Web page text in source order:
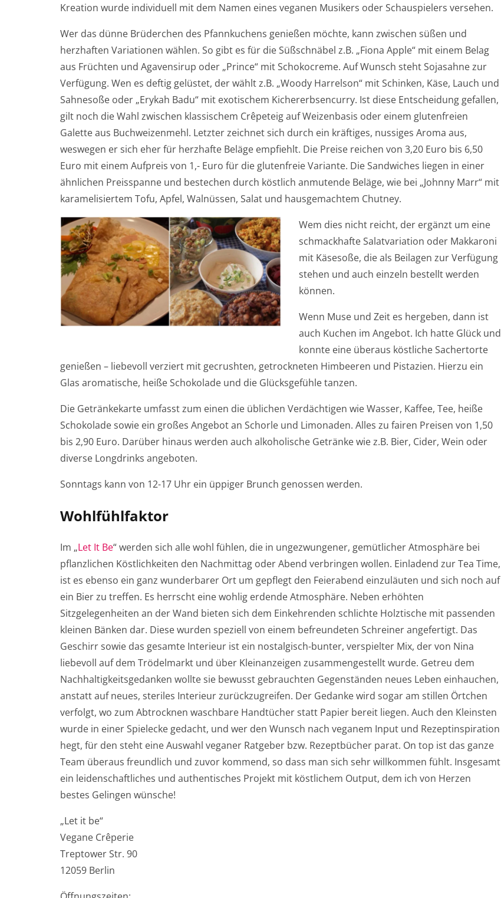
Kreation wurde individuell mit dem Namen eines veganen Musikers oder Schauspielers versehen.
Wer das dünne Brüderchen des Pfannkuchens genießen möchte, kann zwischen süßen und
herzhaften Variationen wählen. So gibt es für die Süßschnäbel z.B. „Fiona Apple“ mit einem Belag
aus Früchten und Agavensirup oder „Prince“ mit Schokocreme. Auf Wunsch steht Sojasahne zur
Verfügung. Wen es deftig gelüstet, der wählt z.B. „Woody Harrelson“ mit Schinken, Käse, Lauch und
Sahnesoße oder „Erykah Badu“ mit exotischem Kichererbsencurry. Ist diese Entscheidung gefallen,
gilt noch die Wahl zwischen klassischem Crêpeteig auf Weizenbasis oder einem glutenfreien
Galette aus Buchweizenmehl. Letzter zeichnet sich durch ein kräftiges, nussiges Aroma aus,
weswegen er sich eher für herzhafte Beläge empfiehlt. Die Preise reichen von 3,20 Euro bis 6,50
Euro mit einem Aufpreis von 1,- Euro für die glutenfreie Variante. Die Sandwiches liegen in einer
ähnlichen Preisspanne und bestechen durch köstlich anmutende Beläge, wie bei „Johnny Marr“ mit
karamelisiertem Tofu, Apfel, Walnüssen, Salat und hausgemachtem Chutney.
Wem dies nicht reicht, der ergänzt um eine
schmackhafte Salatvariation oder Makkaroni
mit Käsesoße, die als Beilagen zur Verfügung
stehen und auch einzeln bestellt werden
können.
Wenn Muse und Zeit es hergeben, dann ist
auch Kuchen im Angebot. Ich hatte Glück und
konnte eine überaus köstliche Sachertorte
genießen – liebevoll verziert mit gecrushten, getrockneten Himbeeren und Pistazien. Hierzu ein
Glas aromatische, heiße Schokolade und die Glücksgefühle tanzen.
Die Getränkekarte umfasst zum einen die üblichen Verdächtigen wie Wasser, Kaffee, Tee, heiße
Schokolade sowie ein großes Angebot an Schorle und Limonaden. Alles zu fairen Preisen von 1,50
bis 2,90 Euro. Darüber hinaus werden auch alkoholische Getränke wie z.B. Bier, Cider, Wein oder
diverse Longdrinks angeboten.
Sonntags kann von 12-17 Uhr ein üppiger Brunch genossen werden.
Wohlfühlfaktor
Im „Let It Be“ werden sich alle wohl fühlen, die in ungezwungener, gemütlicher Atmosphäre bei
pflanzlichen Köstlichkeiten den Nachmittag oder Abend verbringen wollen. Einladend zur Tea Time,
ist es ebenso ein ganz wunderbarer Ort um gepflegt den Feierabend einzuläuten und sich noch auf
ein Bier zu treffen. Es herrscht eine wohlig erdende Atmosphäre. Neben erhöhten
Sitzgelegenheiten an der Wand bieten sich dem Einkehrenden schlichte Holztische mit passenden
kleinen Bänken dar. Diese wurden speziell von einem befreundeten Schreiner angefertigt. Das
Geschirr sowie das gesamte Interieur ist ein nostalgisch-bunter, verspielter Mix, der von Nina
liebevoll auf dem Trödelmarkt und über Kleinanzeigen zusammengestellt wurde. Getreu dem
Nachhaltigkeitsgedanken wollte sie bewusst gebrauchten Gegenständen neues Leben einhauchen,
anstatt auf neues, steriles Interieur zurückzugreifen. Der Gedanke wird sogar am stillen Örtchen
verfolgt, wo zum Abtrocknen waschbare Handtücher statt Papier bereit liegen. Auch den Kleinsten
wurde in einer Spielecke gedacht, und wer den Wunsch nach veganem Input und Rezeptinspiration
hegt, für den steht eine Auswahl veganer Ratgeber bzw. Rezeptbücher parat. On top ist das ganze
Team überaus freundlich und zuvor kommend, so dass man sich sehr willkommen fühlt. Insgesamt
ein leidenschaftliches und authentisches Projekt mit köstlichem Output, dem ich von Herzen
bestes Gelingen wünsche!
„Let it be“
Vegane Crêperie
Treptower Str. 90
12059 Berlin